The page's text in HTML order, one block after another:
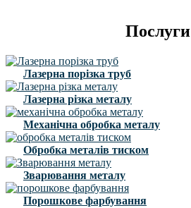
Послуги
Лазерна порізка труб
Лазерна різка металу
Механічна обробка металу
Обробка металів тиском
Зварювання металу
Порошкове фарбування